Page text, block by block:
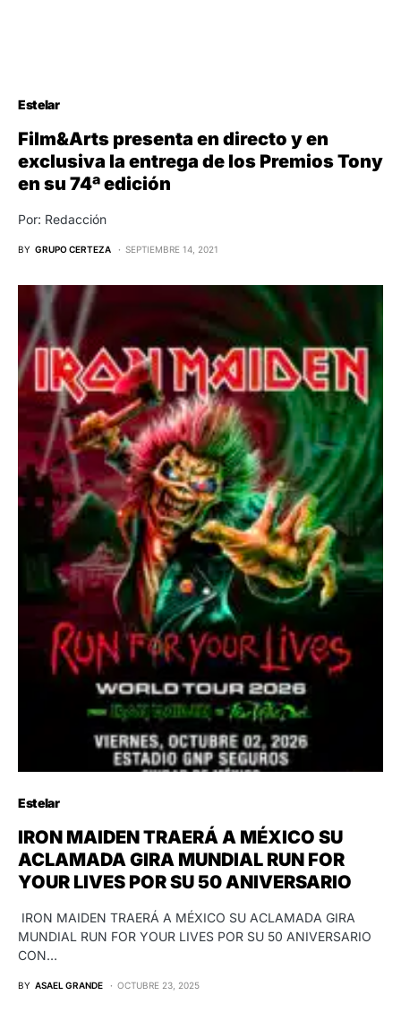
Estelar
Film&Arts presenta en directo y en
exclusiva la entrega de los Premios Tony
en su 74ª edición
Por: Redacción
BY GRUPO CERTEZA SEPTIEMBRE 14, 2021
Estelar
IRON MAIDEN TRAERÁ A MÉXICO SU
ACLAMADA GIRA MUNDIAL RUN FOR
YOUR LIVES POR SU 50 ANIVERSARIO
IRON MAIDEN TRAERÁ A MÉXICO SU ACLAMADA GIRA
MUNDIAL RUN FOR YOUR LIVES POR SU 50 ANIVERSARIO
CON…
BY ASAEL GRANDE OCTUBRE 23, 2025